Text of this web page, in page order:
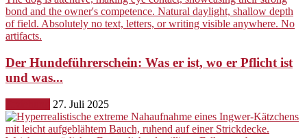
Der Hundeführerschein: Was er ist, wo er Pflicht ist
und was...
27. Juli 2025